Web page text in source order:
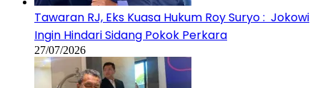
Tawaran RJ, Eks Kuasa Hukum Roy Suryo : Jokowi
Ingin Hindari Sidang Pokok Perkara
27/07/2026